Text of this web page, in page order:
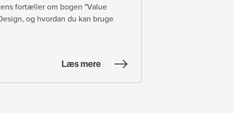
fortæller om bogen "Value
og hvordan du kan bruge
Læs mere